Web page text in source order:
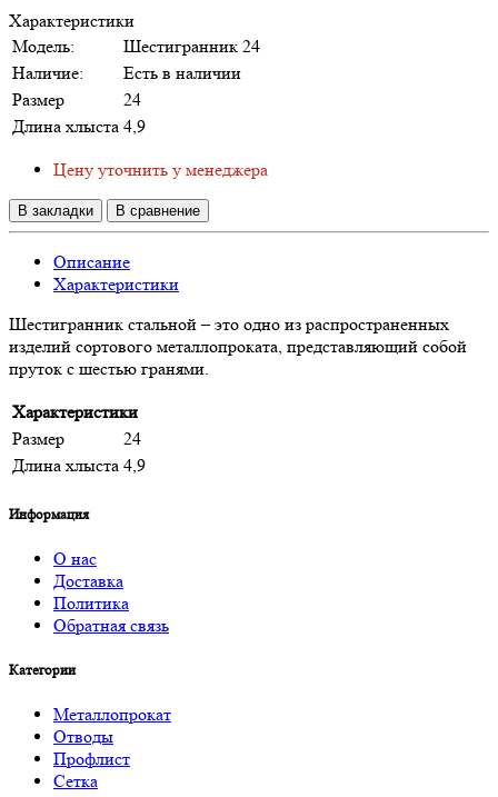
Характеристики
Модель:
Шестигранник 24
Наличие:
Есть в наличии
Размер
24
Длина хлыста 4,9
Цену уточнить у менеджера
В закладки В сравнение
Описание
Характеристики
Шестигранник стальной – это одно из распространенных
изделий сортового металлопроката, представляющий собой
пруток с шестью гранями.
Характеристики
Размер
24
Длина хлыста 4,9
Информация
О нас
Доставка
Политика
Обратная связь
Категории
Металлопрокат
Отводы
Профлист
Сетка